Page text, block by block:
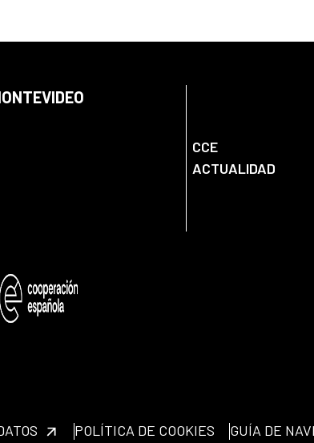
CCE
ACTUALIDAD
POLÍTICA DE COOKIES GUÍA DE